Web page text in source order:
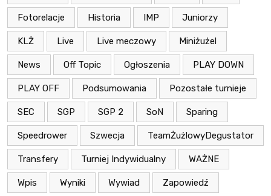
Fotorelacje Historia IMP Juniorzy
KLŻ Live Live meczowy Miniżużel
News Off Topic Ogłoszenia PLAY DOWN
PLAY OFF Podsumowania Pozostałe turnieje
SEC SGP SGP 2 SoN Sparing
Speedrower Szwecja TeamŻużlowyDegustator
Transfery Turniej Indywidualny WAŻNE
Wpis Wyniki Wywiad Zapowiedź